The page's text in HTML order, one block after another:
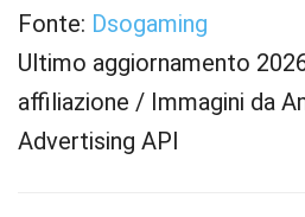
Fonte: Dsogaming
Ultimo aggiornamento
affiliazione / Immagini da
Advertising API